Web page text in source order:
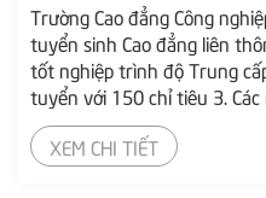
Trường Cao đẳng Công
tuyển sinh Cao đẳng liên thông: 1. Đối tượng: Thí
tốt nghiệp trình độ Trung cấp 2. Hình thức tuyển sinh:
tuyển với 150 chỉ tiêu 3. Các ngành đào tạo: Khối ngành
Điện, Điện tử, Tự động hóa,
loại, Hàn 4. Thời gian tuyển sinh và nhập học: Từ tháng
XEM CHI TIẾT